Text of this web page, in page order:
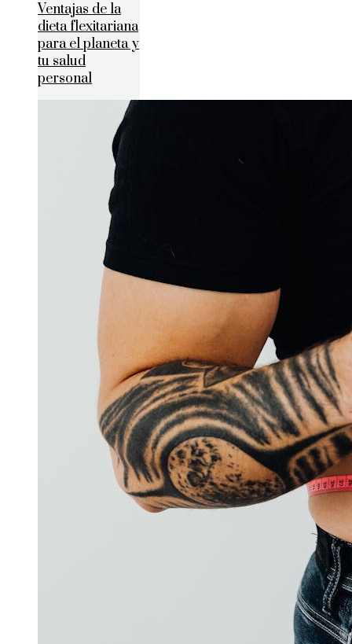
Ventajas de la
dieta flexitariana
para el planeta y
tu salud
personal